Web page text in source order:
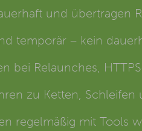
und übertragen
temporär – kein
bei Relaunches,
zu Ketten,
regelmäßig mit Tools